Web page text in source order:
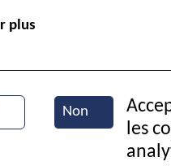
Match de football
plus
Non
les